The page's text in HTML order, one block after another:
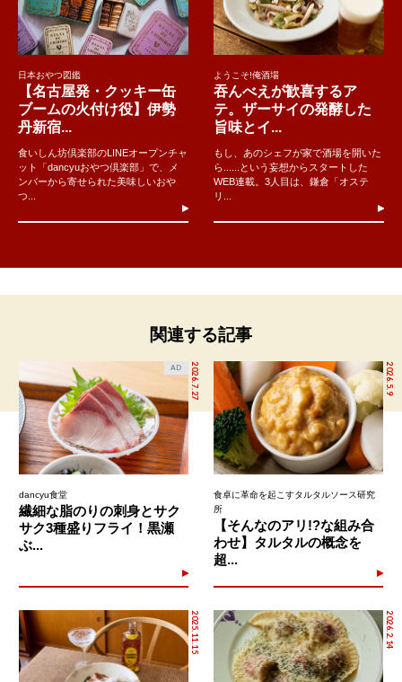
日本おやつ図鑑
【名古屋発・クッキー缶
ブームの火付け役】伊勢
丹新宿...
食いしん坊倶楽部のLINEオープンチャ
ット「dancyuおやつ倶楽部」で、メ
ンバーから寄せられた美味しいおや
つ...
ようこそ!俺酒場
吞んべえが歓喜するア
テ。ザーサイの発酵した
旨味とイ...
もし、あのシェフが家で酒場を開いた
ら......という妄想からスタートした
WEB連載。3人目は、鎌倉「オステ
リ...
関連する記事
2026.7.27
AD
dancyu食堂
繊細な脂のりの刺身とサク
サク3種盛りフライ！黒瀬
ぶ...
2026.5.9
食卓に革命を起こすタルタルソース研究
所
【そんなのアリ!?な組み合
わせ】タルタルの概念を
超...
2025.11.15 2026.2.14